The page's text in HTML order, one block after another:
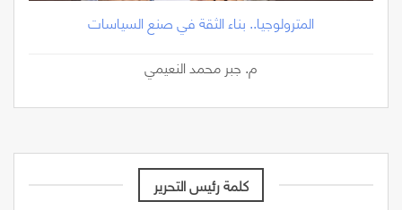
المترولوجيا.. بناء الثقة في صنع السياسات
م. جبر محمد النعيمي
كلمة رئيس التحرير